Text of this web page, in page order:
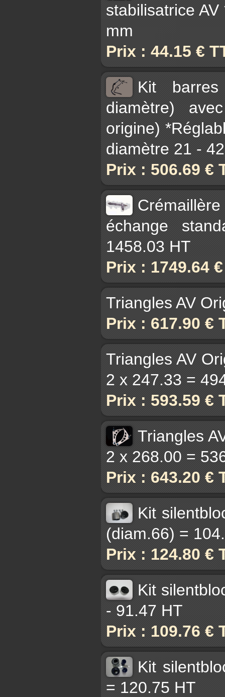
stabilisatrice
mm
Prix : 44.15 €
Kit
diamètre)
origine)
diamètre 21 -
Prix : 506.69 €
échange
1458.03 HT
Prix : 1749.64
Triangles AV
Prix : 617.90 €
Triangles AV
2 x 247.33 =
Prix : 593.59 €
Triangles
2 x 268.00 =
Prix : 643.20 €
Kit
(diam.66) =
Prix : 124.80 €
Kit
- 91.47 HT
Prix : 109.76 €
Kit
= 120.75 HT